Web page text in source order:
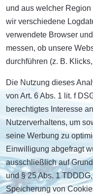
und aus welcher
wir verschiedene
verwendete Browser
messen, ob unsere
durchführen (z. B.
Die Nutzung dieses
von Art. 6 Abs. 1 lit. f
berechtigtes Interesse
Nutzerverhaltens, um
seine Werbung zu
Einwilligung abgefragt
ausschließlich auf
und § 25 Abs. 1
Speicherung von